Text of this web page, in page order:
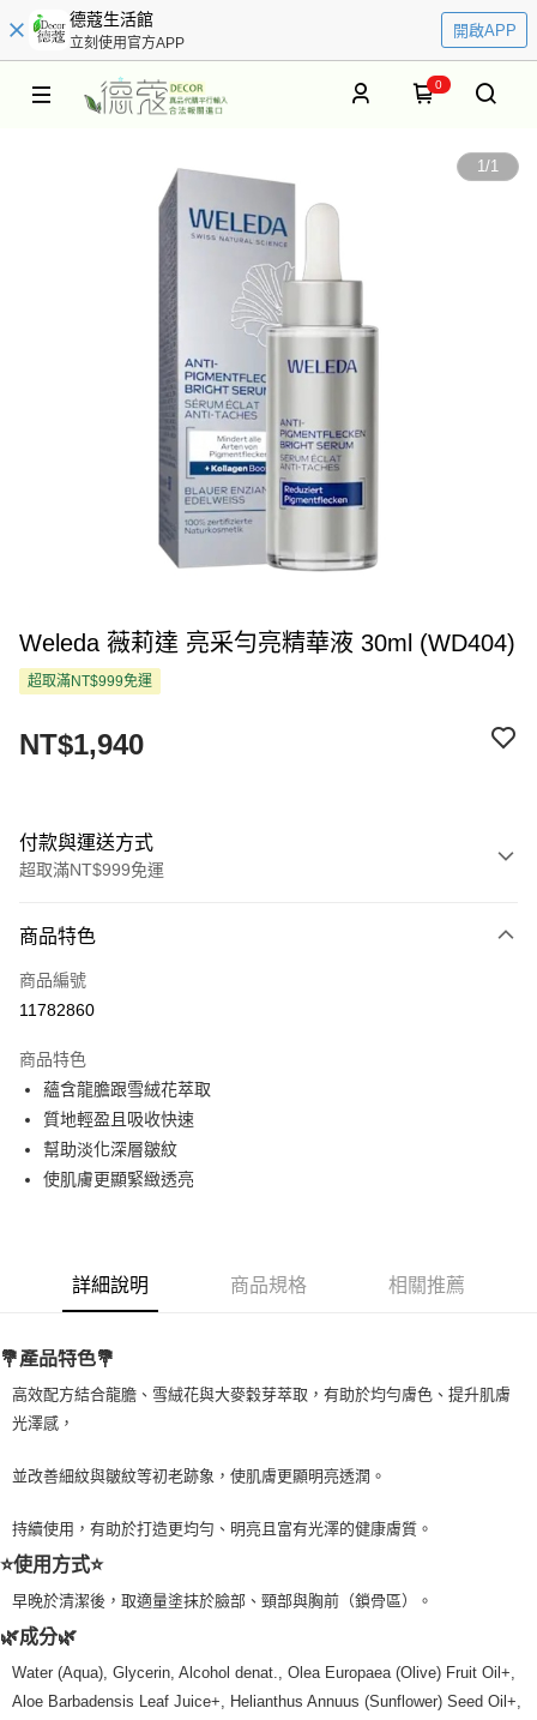
德蔻生活館
立刻使用官方APP
開啟APP
0
1/1
Weleda 薇莉達 亮采勻亮精華液 30ml (WD404)
超取滿NT$999免運
NT$1,940
付款與運送方式
超取滿NT$999免運
信用卡一次付款
超商取貨付款
Apple Pay
街口支付
悠遊付
全家取貨付款
每筆NT$80，滿NT$999(含以上)免運費
全家純取貨 (先付款
每筆NT$80，滿NT$999(含以上)免運費
7-11純取貨 (先付款
每筆NT$80，滿NT$999(含以上)免運費
宅配
每筆NT$100，滿NT$999(含以上)免運費
商品特色
商品編號
11782860
商品特色
蘊含龍膽跟雪絨花萃取
質地輕盈且吸收快速
幫助淡化深層皺紋
使肌膚更顯緊緻透亮
詳細說明 商品規格 相關推薦
💐產品特色💐
高效配方結合龍膽、雪絨花與大麥穀芽萃取，有助於均勻膚色、提升肌膚
光澤感，
並改善細紋與皺紋等初老跡象，使肌膚更顯明亮透潤。
持續使用，有助於打造更均勻、明亮且富有光澤的健康膚質。
⭐使用方式⭐
早晚於清潔後，取適量塗抹於臉部、頸部與胸前（鎖骨區）。
🌿成分🌿
Water (Aqua), Glycerin, Alcohol denat., Olea Europaea (Olive) Fruit Oil+,
Aloe Barbadensis Leaf Juice+, Helianthus Annuus (Sunflower) Seed Oil+,